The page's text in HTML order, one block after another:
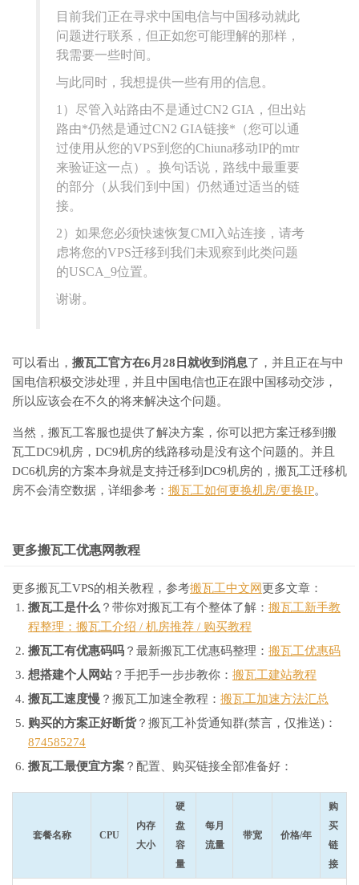
目前我们正在寻求中国电信与中国移动就此
问题进行联系，但正如您可能理解的那样，
我需要一些时间。
与此同时，我想提供一些有用的信息。
1）尽管入站路由不是通过CN2 GIA，但出站
路由*仍然是通过CN2 GIA链接*（您可以通
过使用从您的VPS到您的Chiuna移动IP的mtr
来验证这一点）。换句话说，路线中最重要
的部分（从我们到中国）仍然通过适当的链
接。
2）如果您必须快速恢复CMI入站连接，请考
虑将您的VPS迁移到我们未观察到此类问题
的USCA_9位置。
谢谢。
可以看出， 搬瓦工官方在6月28日就收到消息了，并且正在与中
国电信积极交涉处理，并且中国电信也正在跟中国移动交涉，
所以应该会在不久的将来解决这个问题。
当然，搬瓦工客服也提供了解决方案，你可以把方案迁移到搬
瓦工DC9机房，DC9机房的线路移动是没有这个问题的。并且
DC6机房的方案本身就是支持迁移到DC9机房的，搬瓦工迁移机
房不会清空数据，详细参考： 搬瓦工如何更换机房/更换IP。
更多搬瓦工优惠网教程
更多搬瓦工VPS的相关教程，参考搬瓦工中文网 更多文章：
搬瓦工是什么 ？带你对搬瓦工有个整体了解： 搬瓦工新手教
程整理：搬瓦工介绍 / 机房推荐 / 购买教程
搬瓦工有优惠码吗 ？最新搬瓦工优惠码整理： 搬瓦工优惠码
想搭建个人网站？手把手一步步教你： 搬瓦工建站教程
搬瓦工速度慢 ？搬瓦工加速全教程： 搬瓦工加速方法汇总
购买的方案正好断货？搬瓦工补货通知群(禁言，仅推送)：
874585274
搬瓦工最便宜方案 ？配置、购买链接全部准备好：
套餐名称 CPU
内存
大小
硬
盘
容
量
每月
流量
带宽 价格/年
购
买
链
接